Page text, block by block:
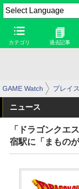
カテゴリ 過去記事
GAME Watch プレイ
ニュース
「ドラゴンクエ
宿駅に「まもの